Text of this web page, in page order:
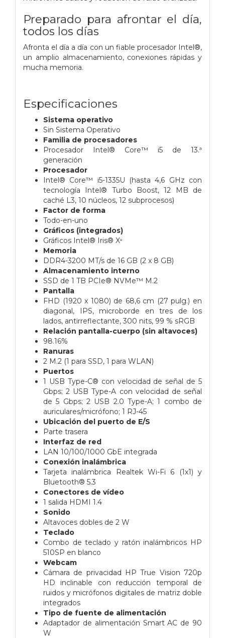
Preparado para afrontar el día,
todos los días
Afronta el día a día con un fiable procesador Intel®,
un amplio almacenamiento, conexiones rápidas y
mucha memoria.
Especificaciones
Sistema operativo
Sin Sistema Operativo
Familia de procesadores
Procesador Intel® Core™ i5 de 13.ª
generación
Procesador
Intel® Core™ i5-1335U (hasta 4,6 GHz con
tecnología Intel® Turbo Boost, 12 MB de
caché L3, 10 núcleos, 12 subprocesos)
Factor de forma
Todo-en-uno
Gráficos (integrados)
Gráficos Intel® Iris® Xᶱ
Memoria
DDR4-3200 MT/s de 16 GB (2 x 8 GB)
Almacenamiento interno
SSD de 1 TB PCIe® NVMe™ M.2
Pantalla
FHD (1920 x 1080) de 68,6 cm (27 pulg.) en
diagonal, IPS, microborde en tres de los
lados, antirreflectante, 300 nits, 99 % sRGB
Relación pantalla-cuerpo (sin altavoces)
98.16%
Ranuras
2 M.2 (1 para SSD, 1 para WLAN)
Puertos
1 USB Type-C® con velocidad de señal de 5
Gbps; 2 USB Type-A con velocidad de señal
de 5 Gbps; 2 USB 2.0 Type-A; 1 combo de
auriculares/micrófono; 1 RJ-45
Ubicación del puerto de E/S
Parte trasera
Interfaz de red
LAN 10/100/1000 GbE integrada
Conexión inalámbrica
Tarjeta inalámbrica Realtek Wi-Fi 6 (1x1) y
Bluetooth® 5.3
Conectores de vídeo
1 salida HDMI 1.4
Sonido
Altavoces dobles de 2 W
Teclado
Combo de teclado y ratón inalámbricos HP
510SP en blanco
Webcam
Cámara de privacidad HP True Vision 720p
HD inclinable con reducción temporal de
ruidos y micrófonos digitales de matriz doble
integrados
Tipo de fuente de alimentación
Adaptador de alimentación Smart AC de 90
W